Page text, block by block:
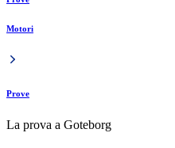
Motori
Prove
La prova a Goteborg